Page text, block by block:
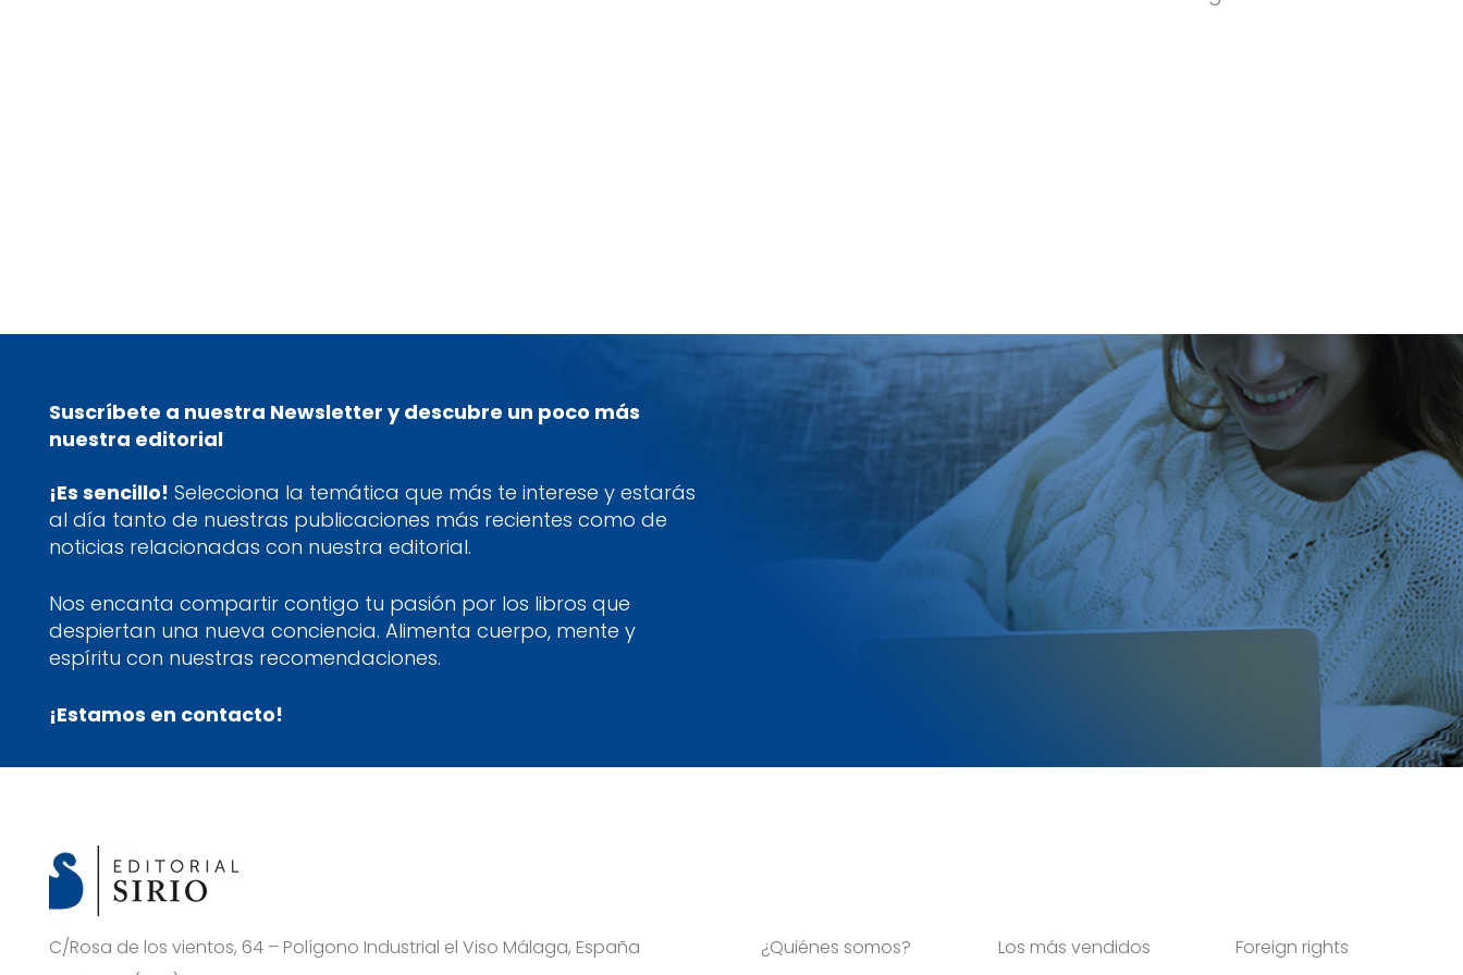
Suscríbete a nuestra Newsletter y descubre un poco más
nuestra editorial
¡Es sencillo! Selecciona la temática que más te interese y estarás
al día tanto de nuestras publicaciones más recientes como de
noticias relacionadas con nuestra editorial.
Nos encanta compartir contigo tu pasión por los libros que
despiertan una nueva conciencia. Alimenta cuerpo, mente y
espíritu con nuestras recomendaciones.
¡Estamos en contacto!
C/Rosa de los vientos, 64 – Polígono Industrial el Viso Málaga, España
¿Quiénes somos?
Los más vendidos
Foreign rights